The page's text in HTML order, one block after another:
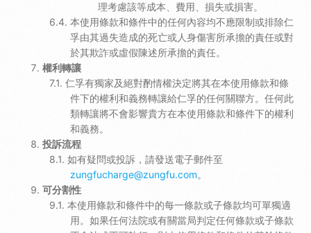
理考慮該等成本、費用、損失或損害。
本使用條款和條件中的任何內容均不應限制或排除仁
孚由其過失造成的死亡或人身傷害所承擔的責任或對
於其欺詐或虛假陳述所承擔的責任。
權利轉讓
仁孚有獨家及絕對酌情權決定將其在本使用條款和條
件下的權利和義務轉讓給仁孚的任何關聯方。任何此
類轉讓將不會影響貴方在本使用條款和條件下的權利
和義務。
投訴流程
如有疑問或投訴，請發送電子郵件至
zungfucharge@zungfu.com。
可分割性
本使用條款和條件中的每一條款或子條款均可單獨適
用。如果任何法院或有關當局判定任何條款或子條款